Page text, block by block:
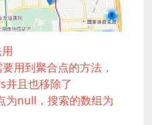
用到聚合点的方法，
且也移除了
为null，搜索的数组为